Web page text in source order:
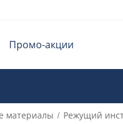
Промо-акции
материалы / Режущий